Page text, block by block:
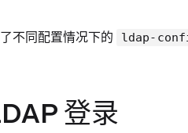
不同配置情况下的 ldap-
登录